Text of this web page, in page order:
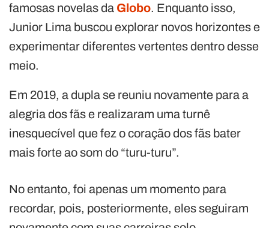
famosas novelas da Globo. Enquanto isso,
Junior Lima buscou explorar novos horizontes e
experimentar diferentes vertentes dentro desse
meio.
Em 2019, a dupla se reuniu novamente para a
alegria dos fãs e realizaram uma turnê
inesquecível que fez o coração dos fãs bater
mais forte ao som do “turu-turu”.
No entanto, foi apenas um momento para
recordar, pois, posteriormente, eles seguiram